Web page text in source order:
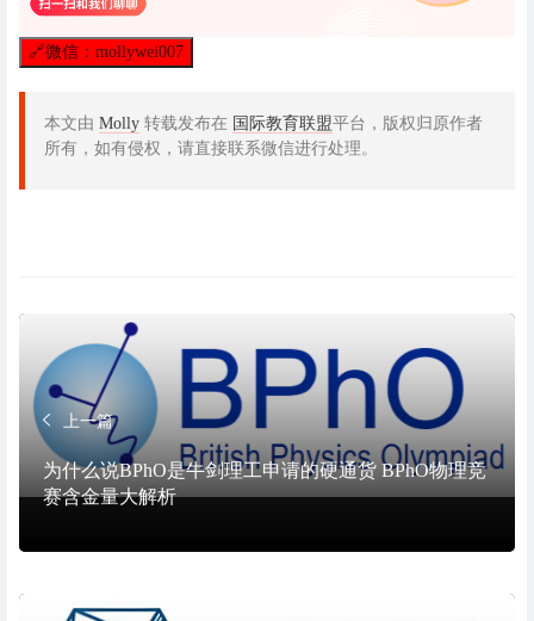
🔗微信：mollywei007
本文由 Molly 转载发布在 国际教育联盟平台，版权归原作者
所有，如有侵权，请直接联系微信进行处理。
上一篇
为什么说BPhO是牛剑理工申请的硬通货 BPhO物理竞
赛含金量大解析